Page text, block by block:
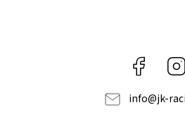
Facebook
info@jk-